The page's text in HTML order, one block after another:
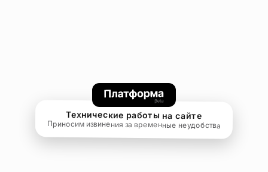
Технические работы на сайте
Приносим извинения за временные неудобства